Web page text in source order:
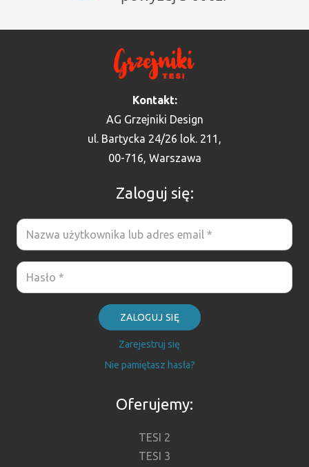
Kontakt:
AG Grzejniki Design
ul. Bartycka 24/26 lok. 211,
00-716, Warszawa
Zaloguj się:
ZALOGUJ SIĘ
Zarejestruj się
Nie pamiętasz hasła?
Oferujemy:
TESI 2
TESI 3